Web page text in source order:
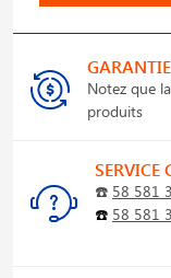
Notez que
produits
SERVICE
☎️ 58 581
☎️ 58 581